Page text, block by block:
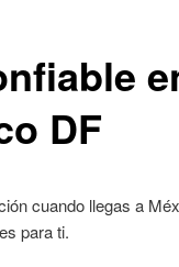
DF
cuando llegas a
para ti.